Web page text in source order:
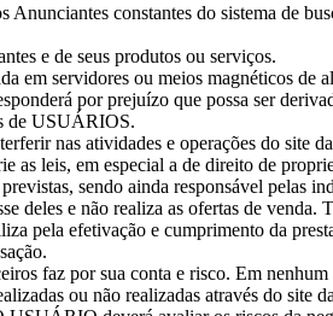
constantes do sistema de
e de seus produtos ou serviços.
servidores ou meios magnéticos de
por prejuízo que possa ser
de USUÁRIOS.
nas atividades e operações do
leis, em especial a de direito de
sendo ainda responsável pelas
e não realiza as ofertas de
pela efetivação e cumprimento da
faz por sua conta e risco. Em
ou não realizadas através do